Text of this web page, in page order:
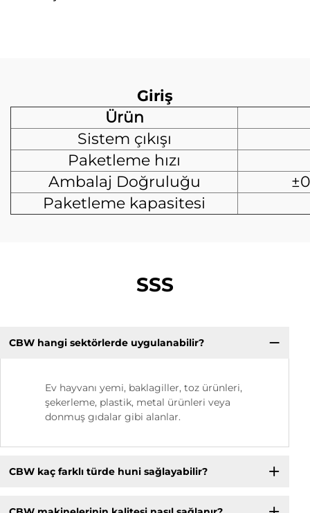
Giriş
Ürün
Sistem çıkışı
Paketleme hızı
Ambalaj Doğruluğu
Paketleme kapasitesi
SSS
CBW hangi sektörlerde uygulanabilir?
Ev hayvanı yemi, baklagiller, toz ürünleri,
şekerleme, plastik, metal ürünleri veya
donmuş gıdalar gibi alanlar.
CBW kaç farklı türde huni sağlayabilir?